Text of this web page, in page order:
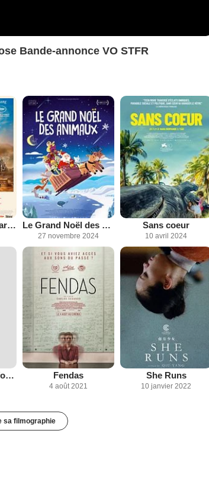
Bande-annonce VO STFR
Le Mystérieux regard du flamant rose Le Grand Noël des animaux
27 novembre 2024
Sans coeur
10 avril 2024
I gotta look good for the Apocalypse Fendas
4 août 2021
She Runs
10 janvier 2022
sa filmographie